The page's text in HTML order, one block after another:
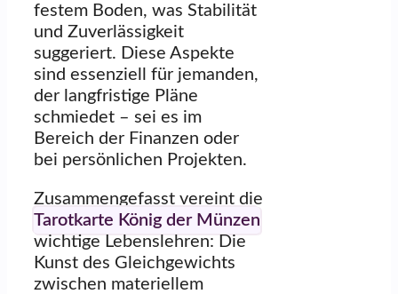
festem Boden, was Stabilität
und Zuverlässigkeit
suggeriert. Diese Aspekte
sind essenziell für jemanden,
der langfristige Pläne
schmiedet – sei es im
Bereich der Finanzen oder
bei persönlichen Projekten.
Zusammengefasst vereint die
Tarotkarte König der Münzen
wichtige Lebenslehren: Die
Kunst des Gleichgewichts
zwischen materiellem